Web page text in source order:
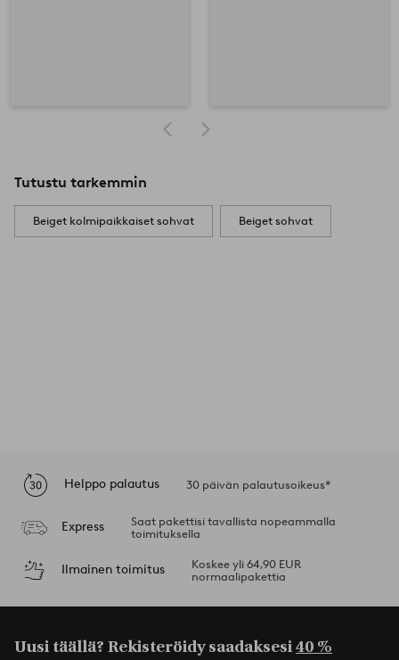
Tutustu tarkemmin
Beiget kolmipaikkaiset sohvat Beiget sohvat
Helppo palautus 30 päivän palautusoikeus*
Express
Saat pakettisi tavallista nopeammalla
toimituksella
Ilmainen toimitus
Koskee yli 64,90 EUR
normaalipakettia
Uusi täällä? Rekisteröidy saadaksesi40 %